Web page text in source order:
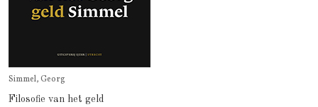
Simmel, Georg
Filosofie van het geld